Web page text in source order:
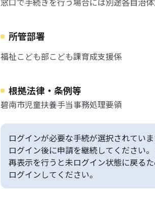
所管部署
福祉こども部こども課育成支援係
根拠法律・条例等
碧南市児童扶養手当事務処理要領
ログインが必要な手続が選択されてい
ログイン後に申請を継続してください
再表示を行うと未ログイン状態に戻る
ログインしてください。